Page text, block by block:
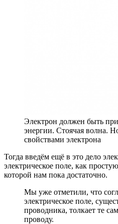
Электрон должен быть
энергии. Стоячая волна.
свойствами электрона
Тогда введём ещё в это дело
электрическое поле, как
которой нам пока достаточно.
Мы уже отметили, что
электрическое поле,
проводника, толкает те
проводу.